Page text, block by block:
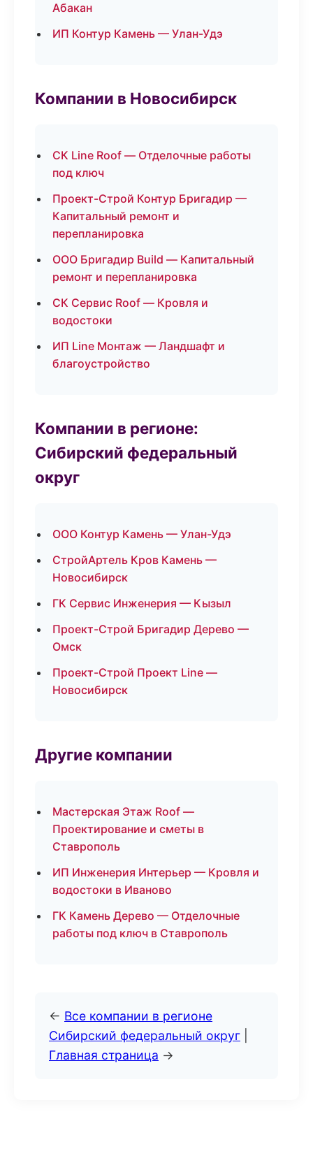
Абакан
ИП Контур Камень — Улан-Удэ
Компании в Новосибирск
СК Line Roof — Отделочные работы
под ключ
Проект-Строй Контур Бригадир —
Капитальный ремонт и
перепланировка
ООО Бригадир Build — Капитальный
ремонт и перепланировка
СК Сервис Roof — Кровля и
водостоки
ИП Line Монтаж — Ландшафт и
благоустройство
Компании в регионе:
Сибирский федеральный
округ
ООО Контур Камень — Улан-Удэ
СтройАртель Кров Камень —
Новосибирск
ГК Сервис Инженерия — Кызыл
Проект-Строй Бригадир Дерево —
Омск
Проект-Строй Проект Line —
Новосибирск
Другие компании
Мастерская Этаж Roof —
Проектирование и сметы в
Ставрополь
ИП Инженерия Интерьер — Кровля и
водостоки в Иваново
ГК Камень Дерево — Отделочные
работы под ключ в Ставрополь
← Все компании в регионе
Сибирский федеральный округ
Главная страница →